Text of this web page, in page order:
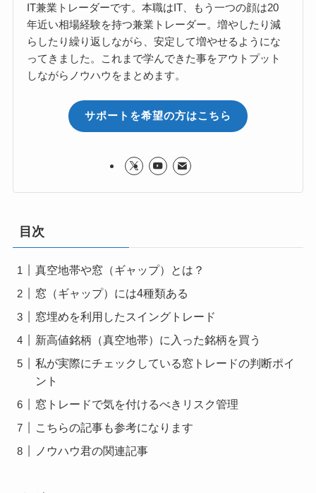
IT兼業トレーダーです。本職はIT、もう一つの顔は20
年近い相場経験を持つ兼業トレーダー。増やしたり減
らしたり繰り返しながら、安定して増やせるようにな
ってきました。これまで学んできた事をアウトプット
しながらノウハウをまとめます。
サポートを希望の方はこちら
目次
真空地帯や窓（ギャップ）とは？
窓（ギャップ）には4種類ある
窓埋めを利用したスイングトレード
新高値銘柄（真空地帯）に入った銘柄を買う
私が実際にチェックしている窓トレードの判断ポイ
ント
窓トレードで気を付けるべきリスク管理
こちらの記事も参考になります
ノウハウ君の関連記事